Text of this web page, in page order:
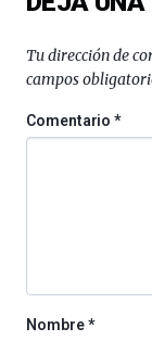
Tu dirección de
campos
Comentario*
Nombre*